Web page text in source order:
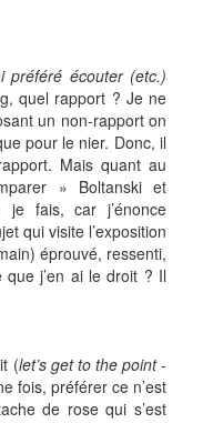
préféré écouter (etc.)
quel rapport ? Je ne
un non-rapport on
pour le nier. Donc, il
Mais quant au
» Boltanski et
je fais, car j’énonce
qui visite l’exposition
éprouvé, ressenti,
j’en ai le droit ? Il
(let’s get to the point-
fois, préférer ce n’est
de rose qui s’est